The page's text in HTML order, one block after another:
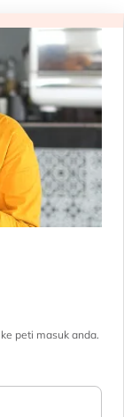
peti masuk anda.